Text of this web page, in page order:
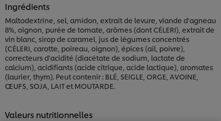
Ingrédients
Maltodextrine, sel, amidon, extrait de levure, viande d'agneau
8%, oignon, purée de tomate, arômes (dont CÉLERI), extrait de
vin blanc, sirop de caramel, jus de légumes concentrés
(CÉLERI, carotte, poireau, oignon), épices (ail, poivre),
correcteurs d'acidité (diacétate de sodium, lactate de
calcium), acidifiants (acide citrique, acide lactique), aromates
(laurier, thym). Peut contenir : BLÉ, SEIGLE, ORGE, AVOINE,
ŒUFS, SOJA, LAIT et MOUTARDE.
Valeurs nutritionnelles
Nous utilisons des cookies et techniques similaires
pour améliorer votre expérience sur notre site. Les
"panier en ligne"), de la fonctionnalité de partage